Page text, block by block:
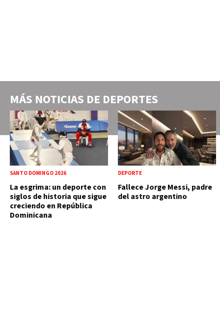
MÁS NOTICIAS DE DEPORTES
SANTO DOMINGO 2026
La esgrima: un deporte con
siglos de historia que sigue
creciendo en República
Dominicana
DEPORTE
Fallece Jorge Messi, padre
del astro argentino